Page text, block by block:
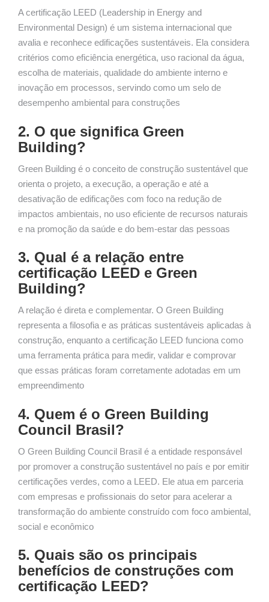
A certificação LEED (Leadership in Energy and
Environmental Design) é um sistema internacional que
avalia e reconhece edificações sustentáveis. Ela considera
critérios como eficiência energética, uso racional da água,
escolha de materiais, qualidade do ambiente interno e
inovação em processos, servindo como um selo de
desempenho ambiental para construções
2. O que significa Green
Building?
Green Building é o conceito de construção sustentável que
orienta o projeto, a execução, a operação e até a
desativação de edificações com foco na redução de
impactos ambientais, no uso eficiente de recursos naturais
e na promoção da saúde e do bem-estar das pessoas
3. Qual é a relação entre
certificação LEED e Green
Building?
A relação é direta e complementar. O Green Building
representa a filosofia e as práticas sustentáveis aplicadas à
construção, enquanto a certificação LEED funciona como
uma ferramenta prática para medir, validar e comprovar
que essas práticas foram corretamente adotadas em um
empreendimento
4. Quem é o Green Building
Council Brasil?
O Green Building Council Brasil é a entidade responsável
por promover a construção sustentável no país e por emitir
certificações verdes, como a LEED. Ele atua em parceria
com empresas e profissionais do setor para acelerar a
transformação do ambiente construído com foco ambiental,
social e econômico
5. Quais são os principais
benefícios de construções com
certificação LEED?